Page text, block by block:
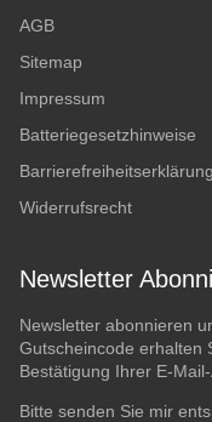
AGB
Sitemap
Impressum
Batteriegesetzhinweise
Barrierefreiheitserklärung
Widerrufsrecht
Newsletter
Newsletter abonnieren
Gutscheincode erhalten
Bestätigung Ihrer E-Mail-
Bitte senden Sie mir